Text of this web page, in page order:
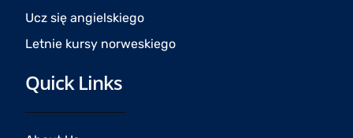
Ucz się angielskiego
Letnie kursy norweskiego
Quick Links